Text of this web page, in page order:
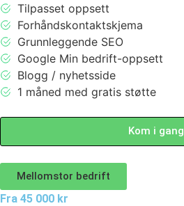
Tilpasset oppsett
Forhåndskontaktskjema
Grunnleggende SEO
Google Min bedrift-oppsett
Blogg / nyhetsside
1 måned med gratis støtte
Kom i gang
Mellomstor bedrift
Fra 45 000 kr